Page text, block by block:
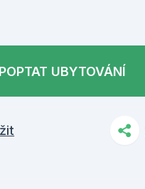
POPTAT UBYTOVÁNÍ